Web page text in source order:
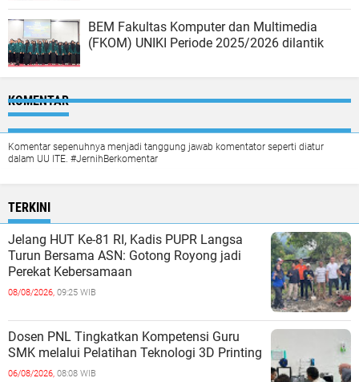
BEM Fakultas Komputer dan Multimedia
(FKOM) UNIKI Periode 2025/2026 dilantik
KOMENTAR
Komentar sepenuhnya menjadi tanggung jawab komentator seperti diatur
dalam UU ITE. #JernihBerkomentar
TERKINI
Jelang HUT Ke-81 RI, Kadis PUPR Langsa
Turun Bersama ASN: Gotong Royong jadi
Perekat Kebersamaan
08/08/2026, 09:25 WIB
Dosen PNL Tingkatkan Kompetensi Guru
SMK melalui Pelatihan Teknologi 3D Printing
06/08/2026, 08:08 WIB